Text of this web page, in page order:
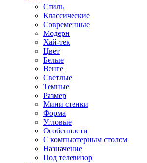
Стиль
Классические
Современные
Модерн
Хай-тек
Цвет
Белые
Венге
Светлые
Темные
Размер
Мини стенки
Форма
Угловые
Особенности
С компьютерным столом
Назначение
Под телевизор